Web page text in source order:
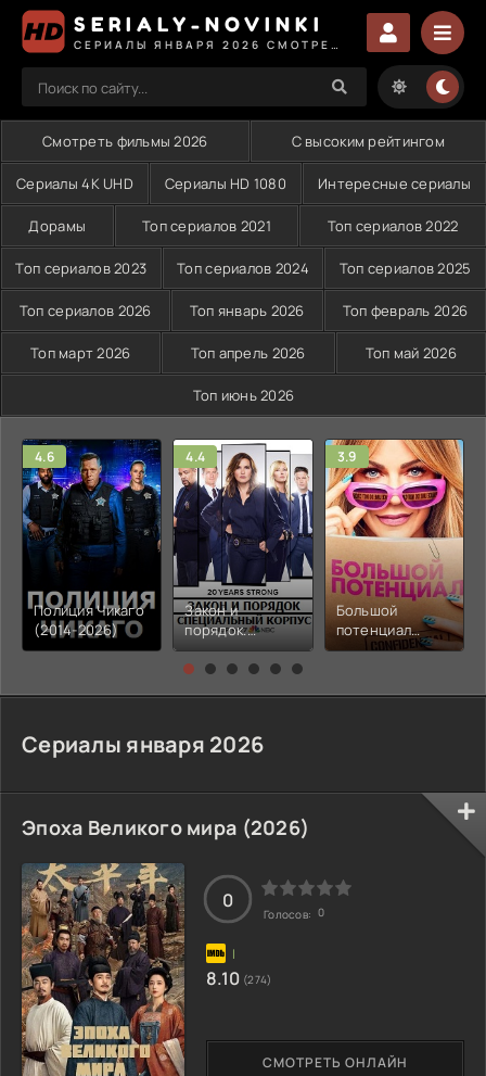
SERIALY-NOVINKI
Смотреть фильмы 2026 С высоким рейтингом
Сериалы 4K UHD Сериалы HD 1080 Интересные сериалы
Дорамы Топ сериалов 2021 Топ сериалов 2022
Топ сериалов 2023 Топ сериалов 2024 Топ сериалов 2025
Топ сериалов 2026 Топ январь 2026 Топ февраль 2026
Топ март 2026 Топ апрель 2026 Топ май 2026
Топ июнь 2026
4.6
Полиция Чикаго
(2014-2026)
4.4
Закон и
порядок.
Специальный
корпус (1999-
3.9
Большой
потенциал
(2025-2026)
Сериалы января 2026
Эпоха Великого мира (2026)
СМОТРЕТЬ ОНЛАЙН
0
Голосов: 0
8.10 (274)